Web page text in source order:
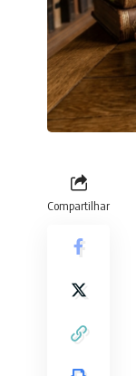
Compartilhar